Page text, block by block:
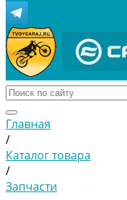
Главная
/
Каталог товара
/
Запчасти